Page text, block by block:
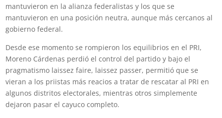
mantuvieron en la alianza federalistas y los que se
mantuvieron en una posición neutra, aunque más cercanos al
gobierno federal.
Desde ese momento se rompieron los equilibrios en el PRI,
Moreno Cárdenas perdió el control del partido y bajo el
pragmatismo laissez faire, laissez passer, permitió que se
vieran a los priistas más reacios a tratar de rescatar al PRI en
algunos distritos electorales, mientras otros simplemente
dejaron pasar el cayuco completo.